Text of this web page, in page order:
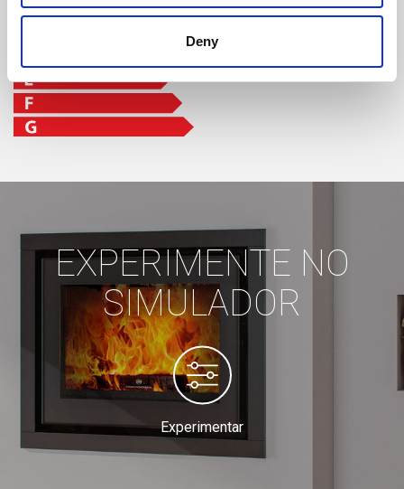
Deny
EXPERIMENTE NO
SIMULADOR
Experimentar